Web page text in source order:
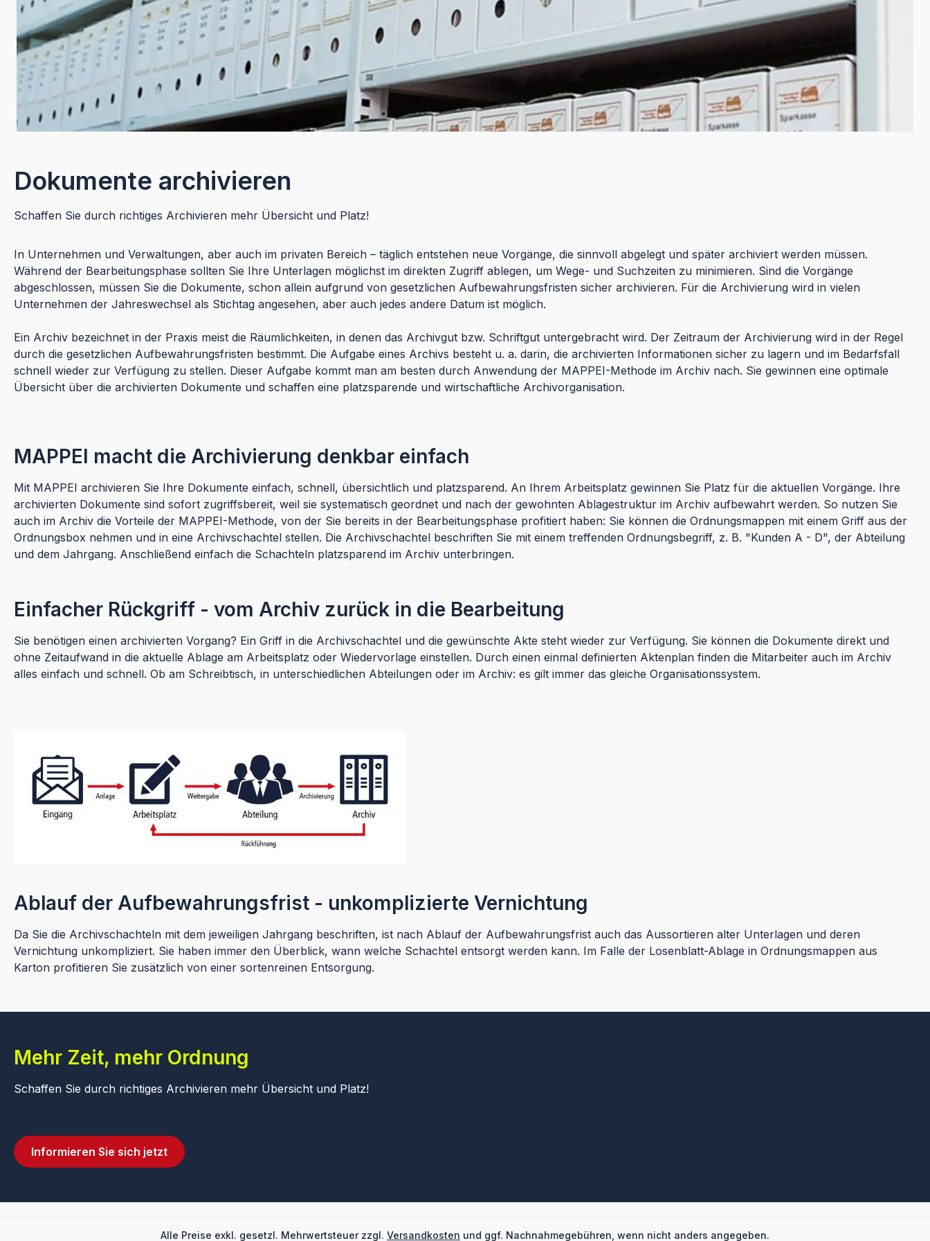
Dokumente archivieren
Schaffen Sie durch richtiges Archivieren mehr Übersicht und Platz!
In Unternehmen und Verwaltungen, aber auch im privaten Bereich – täglich entstehen neue Vorgänge, die sinnvoll abgelegt und später archiviert werden müssen.
Während der Bearbeitungsphase sollten Sie Ihre Unterlagen möglichst im direkten Zugriff ablegen, um Wege- und Suchzeiten zu minimieren. Sind die Vorgänge
abgeschlossen, müssen Sie die Dokumente, schon allein aufgrund von gesetzlichen Aufbewahrungsfristen sicher archivieren. Für die Archivierung wird in vielen
Unternehmen der Jahreswechsel als Stichtag angesehen, aber auch jedes andere Datum ist möglich.
Ein Archiv bezeichnet in der Praxis meist die Räumlichkeiten, in denen das Archivgut bzw. Schriftgut untergebracht wird. Der Zeitraum der Archivierung wird in der Regel
durch die gesetzlichen Aufbewahrungsfristen bestimmt. Die Aufgabe eines Archivs besteht u. a. darin, die archivierten Informationen sicher zu lagern und im Bedarfsfall
schnell wieder zur Verfügung zu stellen. Dieser Aufgabe kommt man am besten durch Anwendung der MAPPEI-Methode im Archiv nach. Sie gewinnen eine optimale
Übersicht über die archivierten Dokumente und schaffen eine platzsparende und wirtschaftliche Archivorganisation.
MAPPEI macht die Archivierung denkbar einfach
Mit MAPPEI archivieren Sie Ihre Dokumente einfach, schnell, übersichtlich und platzsparend. An Ihrem Arbeitsplatz gewinnen Sie Platz für die aktuellen Vorgänge. Ihre
archivierten Dokumente sind sofort zugriffsbereit, weil sie systematisch geordnet und nach der gewohnten Ablagestruktur im Archiv aufbewahrt werden. So nutzen Sie
auch im Archiv die Vorteile der MAPPEI-Methode, von der Sie bereits in der Bearbeitungsphase profitiert haben: Sie können die Ordnungsmappen mit einem Griff aus der
Ordnungsbox nehmen und in eine Archivschachtel stellen. Die Archivschachtel beschriften Sie mit einem treffenden Ordnungsbegriff, z. B. "Kunden A - D", der Abteilung
und dem Jahrgang. Anschließend einfach die Schachteln platzsparend im Archiv unterbringen.
Einfacher Rückgriff - vom Archiv zurück in die Bearbeitung
Sie benötigen einen archivierten Vorgang? Ein Griff in die Archivschachtel und die gewünschte Akte steht wieder zur Verfügung. Sie können die Dokumente direkt und
ohne Zeitaufwand in die aktuelle Ablage am Arbeitsplatz oder Wiedervorlage einstellen. Durch einen einmal definierten Aktenplan finden die Mitarbeiter auch im Archiv
alles einfach und schnell. Ob am Schreibtisch, in unterschiedlichen Abteilungen oder im Archiv: es gilt immer das gleiche Organisationssystem.
Ablauf der Aufbewahrungsfrist - unkomplizierte Vernichtung
Da Sie die Archivschachteln mit dem jeweiligen Jahrgang beschriften, ist nach Ablauf der Aufbewahrungsfrist auch das Aussortieren alter Unterlagen und deren
Vernichtung unkompliziert. Sie haben immer den Überblick, wann welche Schachtel entsorgt werden kann. Im Falle der Losenblatt-Ablage in Ordnungsmappen aus
Karton profitieren Sie zusätzlich von einer sortenreinen Entsorgung.
Mehr Zeit, mehr Ordnung
Schaffen Sie durch richtiges Archivieren mehr Übersicht und Platz!
Informieren Sie sich jetzt
Alle Preise exkl. gesetzl. Mehrwertsteuer zzgl. Versandkosten und ggf. Nachnahmegebühren, wenn nicht anders angegeben.